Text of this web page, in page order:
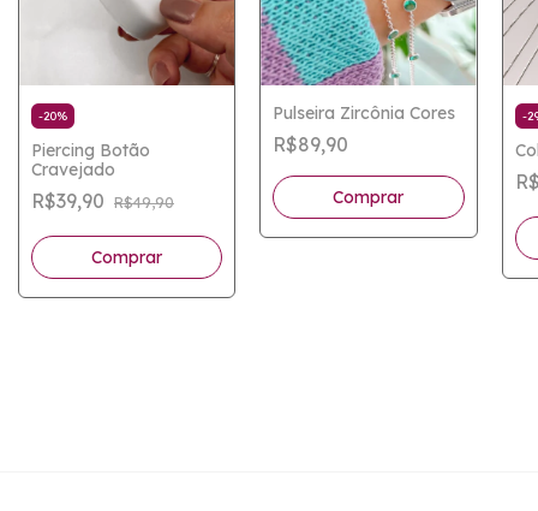
-20%
Piercing Botão
Cravejado
R$39,90 R$49,90
Pulseira Zircônia Cores
R$89,90
Comprar
-